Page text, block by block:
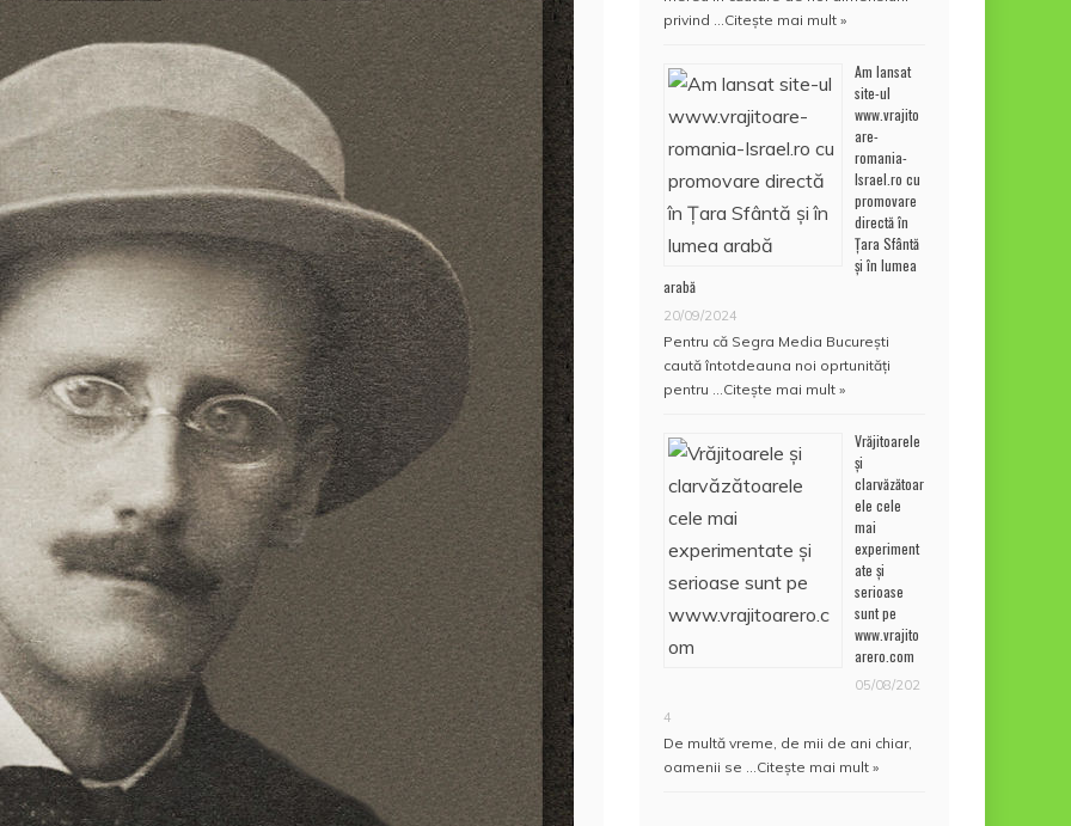
privind … Citește mai mult »
Am lansat
site-ul
www.vrajito
are-
romania-
Israel.ro cu
promovare
directă în
Țara Sfântă
și în lumea
arabă
20/09/2024
Pentru că Segra Media București
caută întotdeauna noi oprtunități
pentru … Citește mai mult »
Vrăjitoarele
și
clarvăzătoar
ele cele
mai
experiment
ate și
serioase
sunt pe
www.vrajito
arero.com
05/08/202
4
De multă vreme, de mii de ani chiar,
oamenii se … Citește mai mult »